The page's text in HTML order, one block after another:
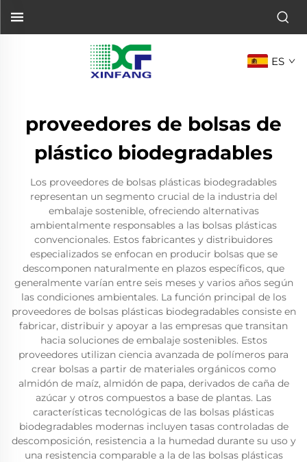
ES
proveedores de bolsas de
plástico biodegradables
Los proveedores de bolsas plásticas biodegradables
representan un segmento crucial de la industria del
embalaje sostenible, ofreciendo alternativas
ambientalmente responsables a las bolsas plásticas
convencionales. Estos fabricantes y distribuidores
especializados se enfocan en producir bolsas que se
descomponen naturalmente en plazos específicos, que
generalmente varían entre seis meses y varios años según
las condiciones ambientales. La función principal de los
proveedores de bolsas plásticas biodegradables consiste en
fabricar, distribuir y apoyar a las empresas que transitan
hacia soluciones de embalaje sostenibles. Estos
proveedores utilizan ciencia avanzada de polímeros para
crear bolsas a partir de materiales orgánicos como
almidón de maíz, almidón de papa, derivados de caña de
azúcar y otros compuestos a base de plantas. Las
características tecnológicas de las bolsas plásticas
biodegradables modernas incluyen tasas controladas de
descomposición, resistencia a la humedad durante su uso y
una resistencia comparable a la de las bolsas plásticas